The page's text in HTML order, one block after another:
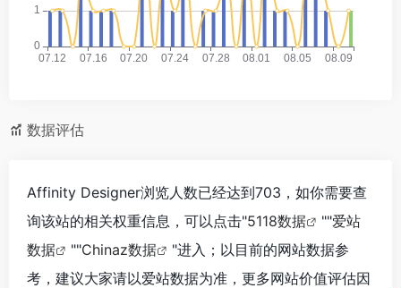
数据评估
Affinity Designer浏览人数已经达到703，如你需要查
询该站的相关权重信息，可以点击"5118数据 ""爱站
数据
""Chinaz数据
"进入；以目前的网站数据参
考，建议大家请以爱站数据为准，更多网站价值评估因